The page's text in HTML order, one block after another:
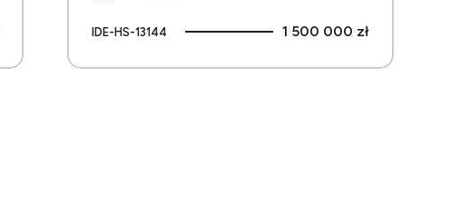
IDE-HS-13144 1 500 000 zł